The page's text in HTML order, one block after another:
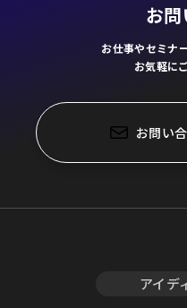
お
お仕事やセミナ
お気軽に
お問い
アイデ